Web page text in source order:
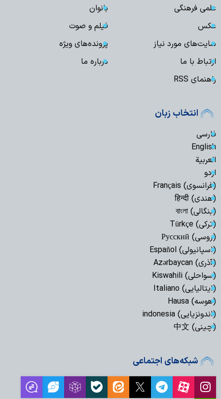
علمی فرهنگی
بانوان
عکس
فیلم و صوت
سایت‌های مورد نیاز
پرونده‌های ویژه
ارتباط با ما
درباره ما
راهنمای RSS
انتخاب زبان
فارسی
English
العربیة
اردو
(فرانسوی) Français
(هندی) हिन्दी
(بنگالی) বাংলা
(ترکی) Türkçe
(روسی) Русский
(اسپانیولی) Español
(آذری) Azərbaycan
(سواحلی) Kiswahili
(ایتالیایی) Italiano
(هوسه) Hausa
(اندونزیایی) indonesia
(چینی) 中文
شبکه‌های اجتماعی